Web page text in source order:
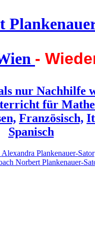
Planken
-
nur Nachhilfe
für
Französisch,
Spanisch
Alexandra Plankenauer-Sator
Norbert Plankenauer-